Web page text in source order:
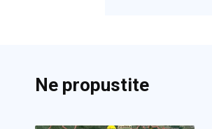
Ne propustite